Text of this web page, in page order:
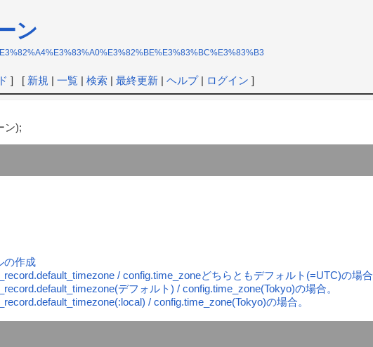
ン
] [ 新規 | 一覧| 検索| 最終更新| ヘルプ| ログイン ]
ン);
の作成
/ config.time_zoneどちらともデフォルト(=UTC)の場合
デフォルト) / config.time_zone(Tokyo)の場合。
/ config.time_zone(Tokyo)の場合。